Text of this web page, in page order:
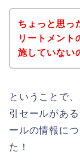
ちょっと思っ
リートメント
施していない
ということで
引セールがあ
ールの情報に
た！